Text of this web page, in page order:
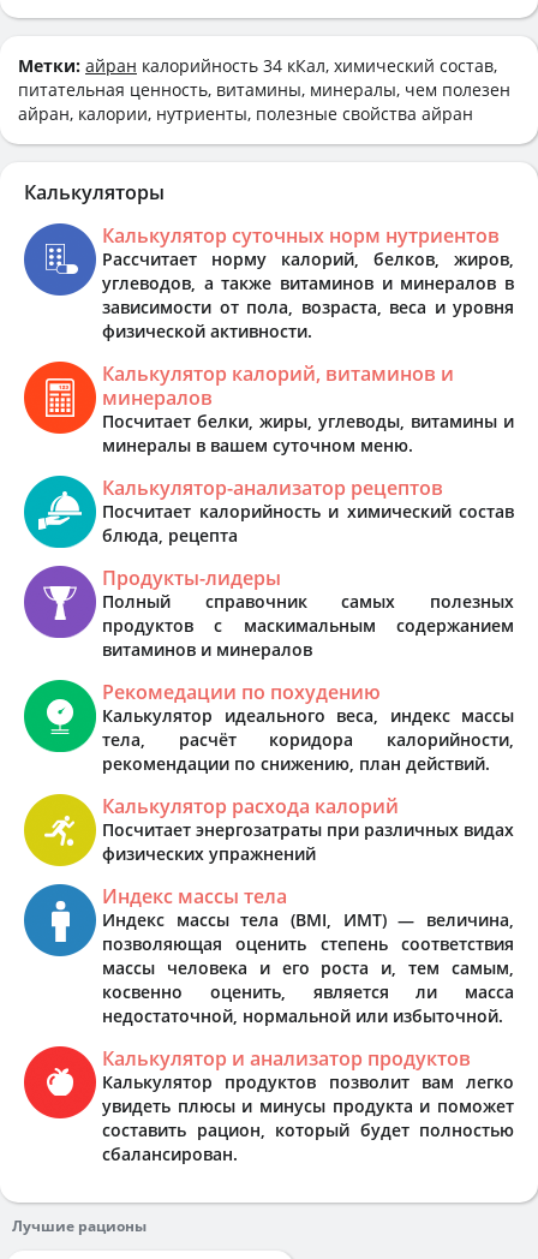
Метки: айран калорийность 34 кКал, химический состав,
питательная ценность, витамины, минералы, чем полезен
айран, калории, нутриенты, полезные свойства айран
Калькуляторы
Калькулятор суточных норм нутриентов
Рассчитает норму калорий, белков, жиров,
углеводов, а также витаминов и минералов в
зависимости от пола, возраста, веса и уровня
физической активности.
Калькулятор калорий, витаминов и
минералов
Посчитает белки, жиры, углеводы, витамины и
минералы в вашем суточном меню.
Калькулятор-анализатор рецептов
Посчитает калорийность и химический состав
блюда, рецепта
Продукты-лидеры
Полный справочник самых полезных
продуктов с маскимальным содержанием
витаминов и минералов
Рекомедации по похудению
Калькулятор идеального веса, индекс массы
тела, расчёт коридора калорийности,
рекомендации по снижению, план действий.
Калькулятор расхода калорий
Посчитает энергозатраты при различных видах
физических упражнений
Индекс массы тела
Индекс массы тела (BMI, ИМТ) — величина,
позволяющая оценить степень соответствия
массы человека и его роста и, тем самым,
косвенно оценить, является ли масса
недостаточной, нормальной или избыточной.
Калькулятор и анализатор продуктов
Калькулятор продуктов позволит вам легко
увидеть плюсы и минусы продукта и поможет
составить рацион, который будет полностью
сбалансирован.
Лучшие рационы